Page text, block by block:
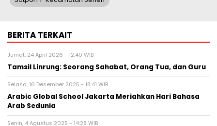
BERITA TERKAIT
Jumat, 24 April 2026 - 12:40 WIB
Tamsil Linrung: Seorang Sahabat, Orang Tua, dan Guru
Selasa, 16 Desember 2025 - 18:41 WIB
Arabic Global School Jakarta Meriahkan Hari Bahasa
Arab Sedunia
Senin, 4 Agustus 2025 - 14:28 WIB